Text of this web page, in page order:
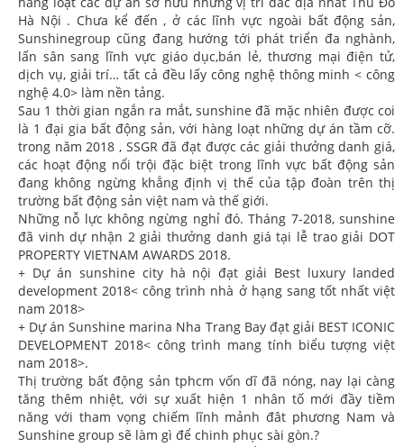
Hà Nội . Chưa kể đến , ở các lĩnh vực ngoài bất động sản,
Sunshinegroup cũng đang hướng tới phát triển đa nghành,
lấn sân sang lĩnh vực giáo dục,bán lẻ, thương mại điện tử,
dịch vụ, giải trí… tất cả đều lấy công nghệ thông minh < công
nghệ 4.0> làm nền tảng.
Sau 1 thời gian ngắn ra mắt, sunshine đã mặc nhiên được coi
là 1 đại gia bất động sản, với hàng loạt những dự án tầm cỡ.
trong năm 2018 , SSGR đã đạt được các giải thưởng danh giá,
các hoạt động nổi trội đặc biệt trong lĩnh vực bất động sản
đang không ngừng khẳng định vị thế của tập đoàn trên thị
trường bất động sản việt nam và thế giới.
Những nỗ lực không ngừng nghỉ đó. Tháng 7-2018, sunshine
đã vinh dự nhận 2 giải thưởng danh giá tại lễ trao giải DOT
PROPERTY VIETNAM AWARDS 2018.
+ Dự án sunshine city hà nội đạt giải Best luxury landed
development 2018< công trình nhà ở hạng sang tốt nhất việt
nam 2018>
+ Dự án Sunshine marina Nha Trang Bay đạt giải BEST ICONIC
DEVELOPMENT 2018< công trình mang tính biểu tượng việt
nam 2018>.
Thị trường bất động sản tphcm vốn dĩ đã nóng, nay lại càng
tăng thêm nhiệt, với sự xuất hiện 1 nhân tố mới đầy tiềm
năng với tham vọng chiếm lĩnh mảnh đât phương Nam và
Sunshine group sẽ làm gì để chinh phục sài gòn.?